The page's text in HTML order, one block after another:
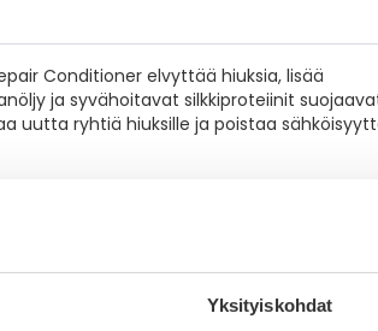
Yksityiskohdat
Conditioner elvyttää hiuksia, lisää
ja syvähoitavat silkkiproteiinit
uutta ryhtiä hiuksille ja poistaa